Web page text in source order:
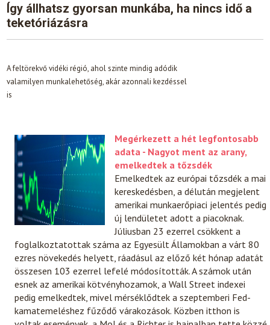
Így állhatsz gyorsan munkába, ha nincs idő a
teketóriázásra
A feltörekvő vidéki régió, ahol szinte mindig adódik
valamilyen munkalehetőség, akár azonnali kezdéssel
is
Megérkezett a hét legfontosabb
adata - Nagyot ment az arany,
emelkedtek a tőzsdék
Emelkedtek az európai tőzsdék a mai
kereskedésben, a délután megjelent
amerikai munkaerőpiaci jelentés pedig
új lendületet adott a piacoknak.
Júliusban 23 ezerrel csökkent a
foglalkoztatottak száma az Egyesült Államokban a várt 80
ezres növekedés helyett, ráadásul az előző két hónap adatát
összesen 103 ezerrel lefelé módosították. A számok után
esnek az amerikai kötvényhozamok, a Wall Street indexei
pedig emelkedtek, mivel mérséklődtek a szeptemberi Fed-
kamatemeléshez fűződő várakozások. Közben itthon is